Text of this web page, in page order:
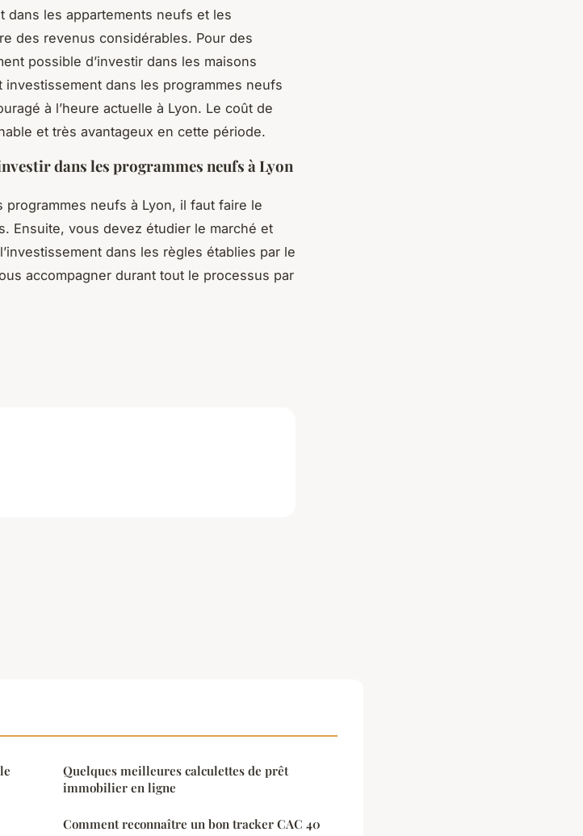
dans les appartements neufs et les
des revenus considérables. Pour des
possible d’investir dans les maisons
dans les programmes neufs
à l’heure actuelle à Lyon. Le coût de
et très avantageux en cette période.
dans les programmes neufs à Lyon
neufs à Lyon, il faut faire le
Ensuite, vous devez étudier le marché et
dans les règles établies par le
accompagner durant tout le processus par
Quelques meilleures calculettes de prêt
immobilier en ligne
Comment reconnaître un bon tracker CAC 40